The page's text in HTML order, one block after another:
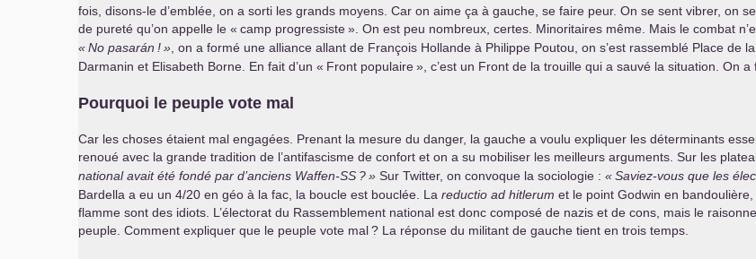
fois, disons-le d’emblée, on a sorti les grands moyens. Car on aime ça à gauche, se faire peur. On se sent vibrer, on
de pureté qu’on appelle le « camp progressiste». On est peu nombreux, certes. Minoritaires même. Mais le combat
«No pasarán !» , on a formé une alliance allant de François Hollande à Philippe Poutou, on s’est rassemblé Place de
Darmanin et Elisabeth Borne. En fait d’un « Front populaire», c’est un Front de la trouille qui a sauvé la situation. On a
Pourquoi le peuple vote mal
Car les choses étaient mal engagées. Prenant la mesure du danger, la gauche a voulu expliquer les déterminants
renoué avec la grande tradition de l’antifascisme de confort et on a su mobiliser les meilleurs arguments. Sur les
national avait été fondé par d’anciens Waffen-SS ?» Sur Twitter, on convoque la sociologie : «Saviez-vous que les
Bardella a eu un 4/20 en géo à la fac, la boucle est bouclée. La reductio ad hitlerum et le point Godwin en
flamme sont des idiots. L’électorat du Rassemblement national est donc composé de nazis et de cons, mais le
peuple. Comment expliquer que le peuple vote mal? La réponse du militant de gauche tient en trois temps.